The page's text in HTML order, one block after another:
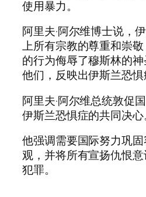
使用暴力。
阿里夫·阿尔维博士说，
上所有宗教的尊重和崇
的行为侮辱了穆斯林的
他们，反映出伊斯兰恐惧
阿里夫·阿尔维总统敦促
伊斯兰恐惧症的共同决心
他强调需要国际努力巩
观，并将所有宣扬仇恨
犯罪。